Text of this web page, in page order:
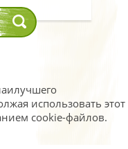
использовать этот
cookie-файлов.